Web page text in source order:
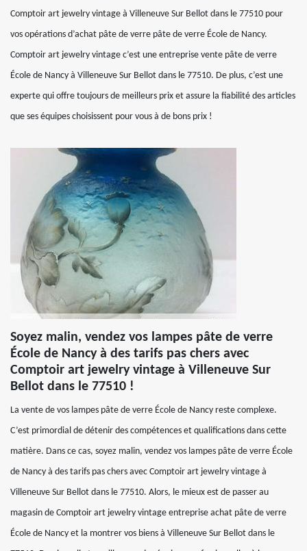
Comptoir art jewelry vintage à Villeneuve Sur Bellot dans le 77510 pour
vos opérations d’achat pâte de verre pâte de verre École de Nancy.
Comptoir art jewelry vintage c’est une entreprise vente pâte de verre
École de Nancy à Villeneuve Sur Bellot dans le 77510. De plus, c’est une
experte qui offre toujours de meilleurs prix et assure la fiabilité des articles
que ses équipes choisissent pour vous à de bons prix !
Soyez malin, vendez vos lampes pâte de verre
École de Nancy à des tarifs pas chers avec
Comptoir art jewelry vintage à Villeneuve Sur
Bellot dans le 77510 !
La vente de vos lampes pâte de verre École de Nancy reste complexe.
C’est primordial de détenir des compétences et qualifications dans cette
matière. Dans ce cas, soyez malin, vendez vos lampes pâte de verre École
de Nancy à des tarifs pas chers avec Comptoir art jewelry vintage à
Villeneuve Sur Bellot dans le 77510. Alors, le mieux est de passer au
magasin de Comptoir art jewelry vintage entreprise achat pâte de verre
École de Nancy et la montrer vos biens à Villeneuve Sur Bellot dans le